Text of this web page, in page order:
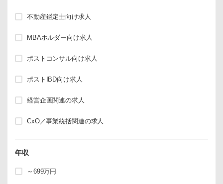
不動産鑑定士向け求人
MBAホルダー向け求人
ポストコンサル向け求人
ポストIBD向け求人
経営企画関連の求人
CxO／事業統括関連の求人
年収
～699万円